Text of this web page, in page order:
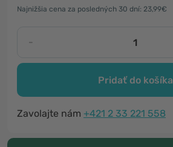
Najnižšia cena za posledných 30 dní: 23,99€
-
Pridať do košíka
Zavolajte nám +421 2 33 221 558